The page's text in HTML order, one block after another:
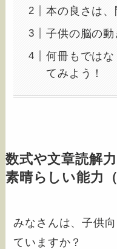
本の良さは
子供の脳の
何冊もでは
てみよう！
数式や文章読解
素晴らしい能力（
みなさんは、子供
ていますか？